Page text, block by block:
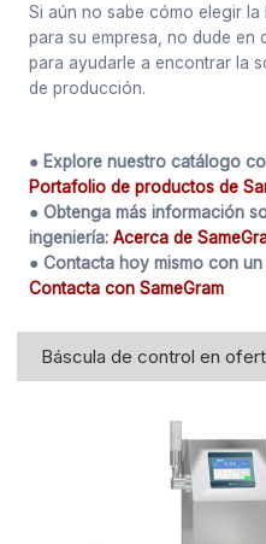
Si aún no sabe cómo elegir
para su empresa, no dude en
para ayudarle a encontrar la
de producción.
● Explore nuestro catálogo
Portafolio de productos de
● Obtenga más información
ingeniería: Acerca de
● Contacta hoy mismo con
Contacta con SameGram
Báscula de control en